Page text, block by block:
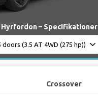
Hyrfordon – Specifikationer
Crossover